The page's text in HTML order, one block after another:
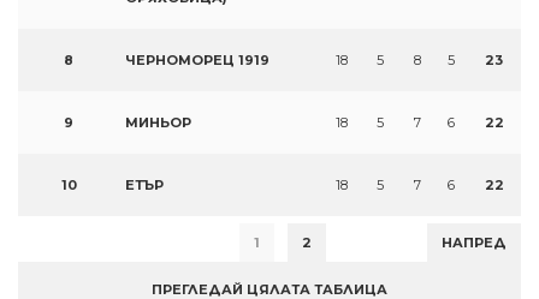
8 ЧЕРНОМОРЕЦ 1919 18 5 8 5 23
9 МИНЬОР 18 5 7 6 22
10 ЕТЪР 18 5 7 6 22
1 2 НАПРЕД
ПРЕГЛЕДАЙ ЦЯЛАТА ТАБЛИЦА